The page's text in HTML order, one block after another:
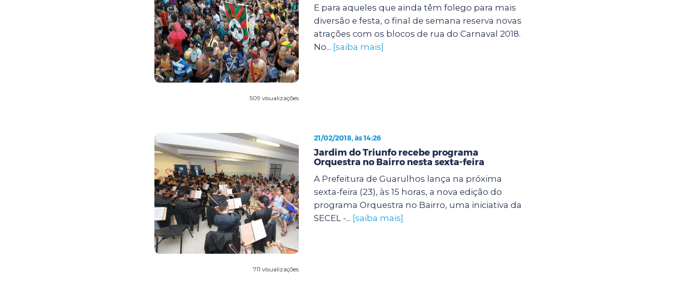
509 visualizações
E para aqueles que ainda têm folego para mais
diversão e festa, o final de semana reserva novas
atrações com os blocos de rua do Carnaval 2018.
No... [saiba mais]
711 visualizações
21/02/2018, às 14:26
Jardim do Triunfo recebe programa
Orquestra no Bairro nesta sexta-feira
A Prefeitura de Guarulhos lança na próxima
sexta-feira (23), às 15 horas, a nova edição do
programa Orquestra no Bairro, uma iniciativa da
SECEL -... [saiba mais]